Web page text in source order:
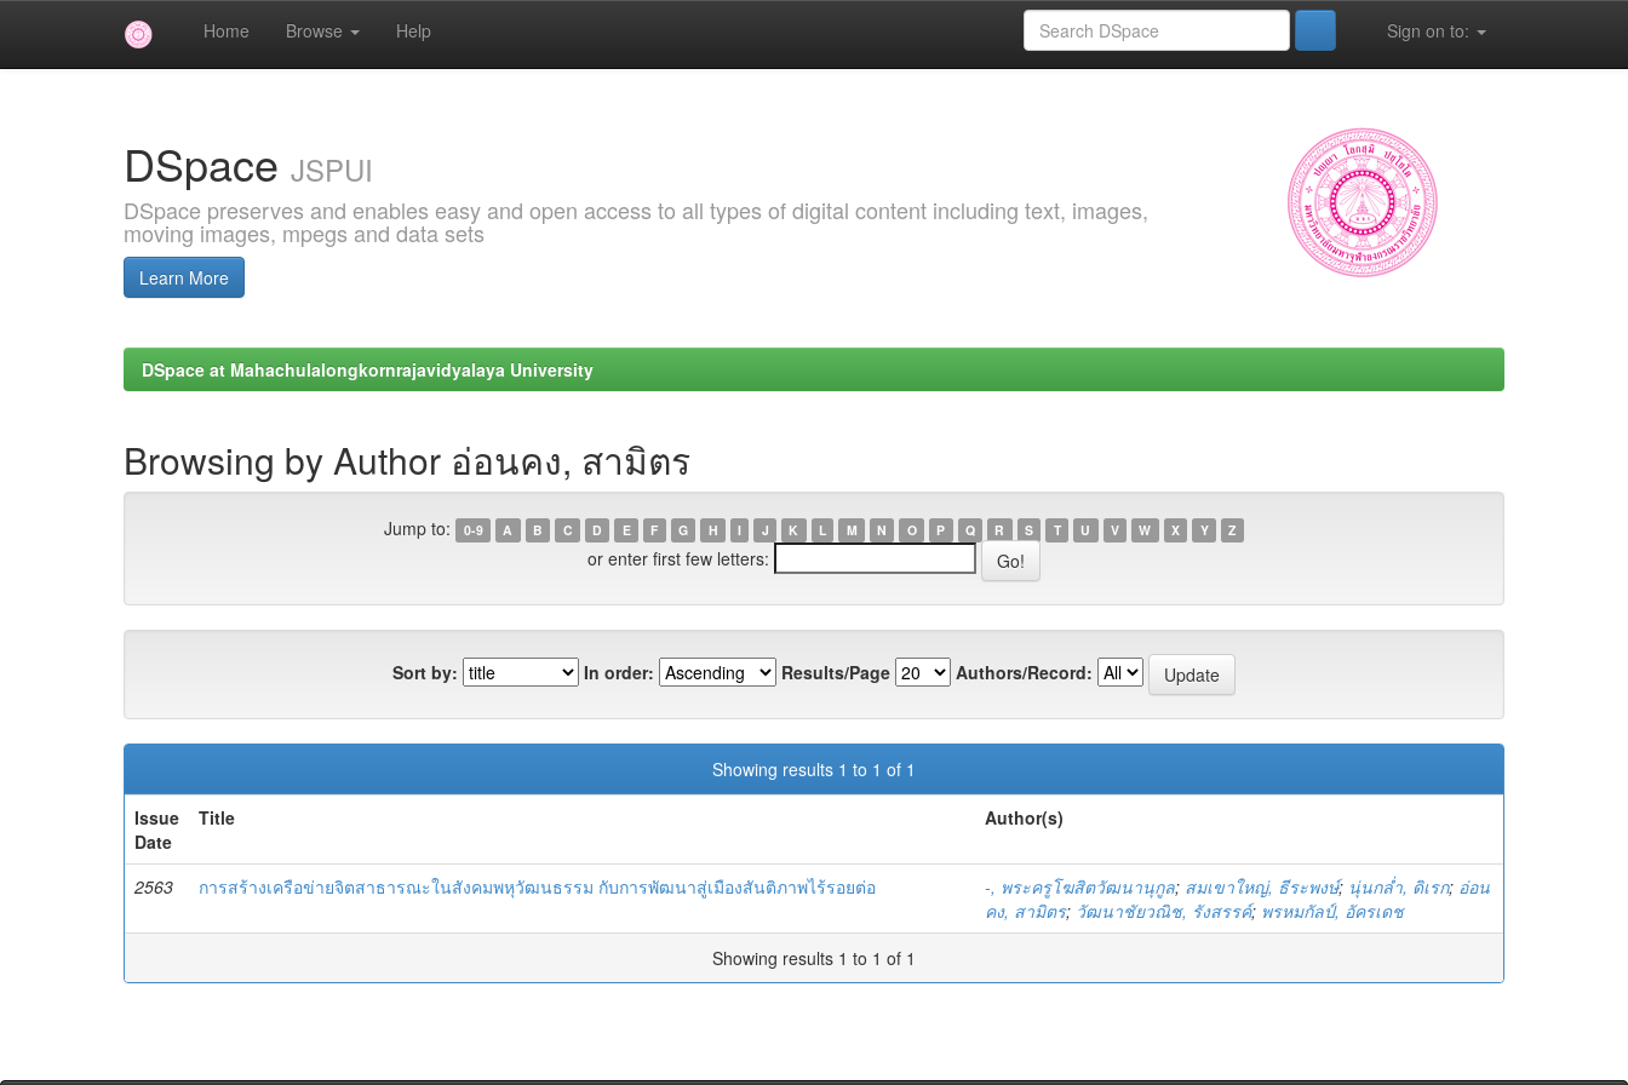
Home Browse Help Sign on to:
DSpace JSPUI
DSpace preserves and enables easy and open access to all types of digital content including text, images,
moving images, mpegs and data sets
Learn More
DSpace at Mahachulalongkornrajavidyalaya University
Browsing by Author อ่อนคง, สามิตร
Jump to: 0-9 A B C D E F G H I J K L M N O P Q R S T U V W X Y Z
or enter first few letters:
Sort by: In order: Results/Page Authors/Record:
Showing results 1 to 1 of 1
Issue
Date
Title Author(s)
2563 การสร้างเครือข่ายจิตสาธารณะในสังคมพหุวัฒนธรรม กับการพัฒนาสู่เมืองสันติภาพไร้รอยต่อ -, พระครูโฆสิตวัฒนานุกูล; สมเขาใหญ่, ธีระพงษ์; นุ่นกล่ำ, ดิเรก; อ่อน
คง, สามิตร; วัฒนาชัยวณิช, รังสรรค์; พรหมกัลป์, อัครเดช
Showing results 1 to 1 of 1